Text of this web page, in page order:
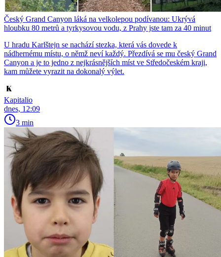
Český Grand Canyon láká na velkolepou podívanou: Ukrývá
hloubku 80 metrů a tyrkysovou vodu, z Prahy jste tam za 40 minut
U hradu Karlštejn se nachází stezka, která vás dovede k
nádhernému místu, o němž neví každý. Přezdívá se mu český Grand
Canyon a je to jedno z nejkrásnějších míst ve Středočeském kraji,
kam můžete vyrazit na dokonalý výlet.
Kapitalio
dnes, 12:09
3 min